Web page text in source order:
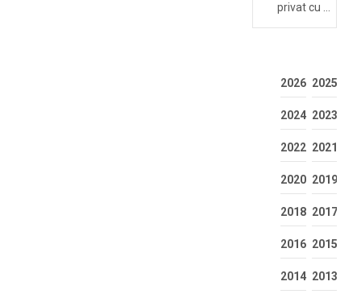
privat cu …
2026 2025
2024 2023
2022 2021
2020 2019
2018 2017
2016 2015
2014 2013